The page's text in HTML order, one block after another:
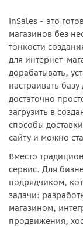
inSales - это
магазинов без
тонкости
для интернет-
дорабатывать,
настраивать
достаточно
загрузить в
способы
сайту и можно
Вместо
сервис. Для
подрядчиком,
задачи:
магазином,
продвижения,